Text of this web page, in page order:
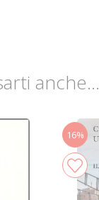
anche...
16%